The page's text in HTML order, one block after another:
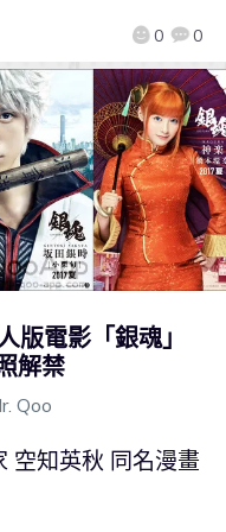
0 0
版電影「銀魂」
解禁
Qoo
空知英秋 同名漫畫